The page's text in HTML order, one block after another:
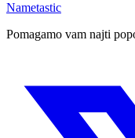
Nametastic
Pomagamo vam najti